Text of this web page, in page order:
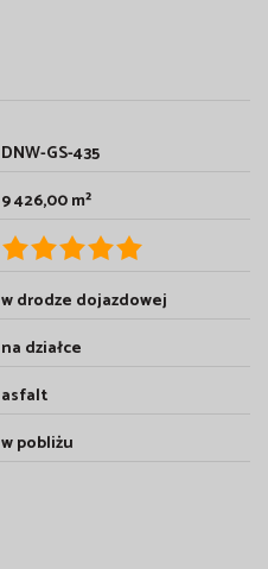
DNW-GS-435
9 426,00 m²
w drodze dojazdowej
na działce
asfalt
w pobliżu